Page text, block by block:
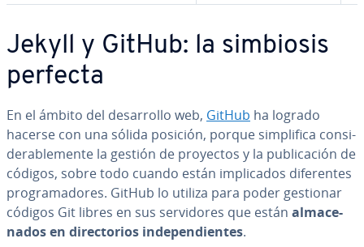
Jekyll y GitHub: la simbiosis
perfecta
En el ámbito del de­sa­rro­llo web, GitHub ha logrado
hacerse con una sólida posición, porque si­m­pli­fi­ca co­n­si­
de­ra­ble­me­n­te la gestión de proyectos y la pu­bli­ca­ción de
códigos, sobre todo cuando están im­pli­ca­dos di­fe­re­n­tes
pro­gra­ma­do­res. GitHub lo utiliza para poder gestionar
códigos Git libres en sus se­r­vi­do­res que están al­ma­ce­
na­dos en di­re­c­to­rios in­de­pe­n­die­n­tes.